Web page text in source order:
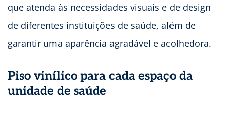
que atenda às necessidades visuais e de design
de diferentes instituições de saúde, além de
garantir uma aparência agradável e acolhedora.
Piso vinílico para cada espaço da
unidade de saúde